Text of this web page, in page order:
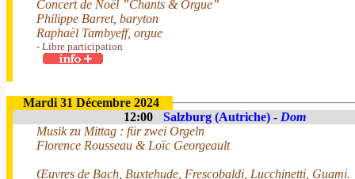
Concert de Noël ”Chants & Orgue”
Philippe Barret, baryton
Raphaël Tambyeff, orgue
- Libre participation
Mardi 31 Décembre 2024
12:00
Salzburg (Autriche) - Dom
Musik zu Mittag : für zwei Orgeln
Florence Rousseau & Loïc Georgeault
Œuvres de Bach, Buxtehude, Frescobaldi, Lucchinetti, Guami.